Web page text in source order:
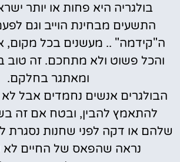
בולגריה היא פחות או יותר
התשעים מבחינת הוייב וגם
ה"קידמה" .. מעשנים בכל מקום,
והכל פשוט ולא מתחכם. זה טוב
ומאתגר בחלקם.
הבולגרים אנשים נחמדים אבל
להתאמץ להבין, ובטח אם זה
שלהם או דקה לפני שחנות נסגרת
נראה שהפאס של החיים לא